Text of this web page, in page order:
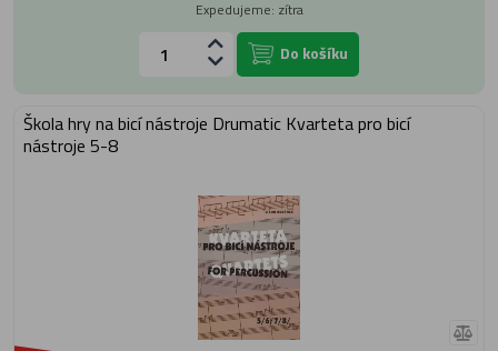
Expedujeme: zítra
Do košíku
Škola hry na bicí nástroje Drumatic Kvarteta pro bicí
nástroje 5-8